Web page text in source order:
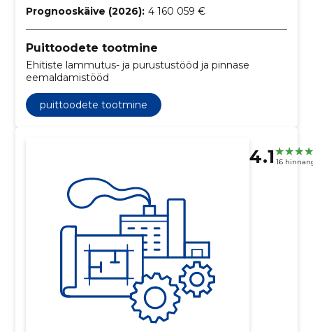
Prognooskäive (2026): 4 160 059 €
Puittoodete tootmine
Ehitiste lammutus- ja purustustööd ja pinnase
eemaldamistööd
puittoodete tootmine
4.1 16